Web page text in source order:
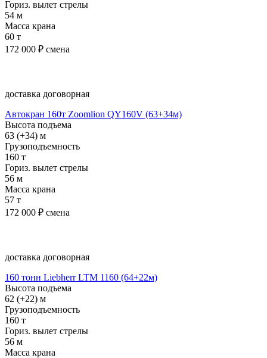
Гориз. вылет стрелы
54 м
Масса крана
60 т
172 000 ₽ смена
доставка договорная
Автокран 160т Zoomlion QY160V (63+34м)
Высота подъема
63 (+34) м
Грузоподъемность
160 т
Гориз. вылет стрелы
56 м
Масса крана
57 т
172 000 ₽ смена
доставка договорная
160 тонн Liebherr LTM 1160 (64+22м)
Высота подъема
62 (+22) м
Грузоподъемность
160 т
Гориз. вылет стрелы
56 м
Масса крана